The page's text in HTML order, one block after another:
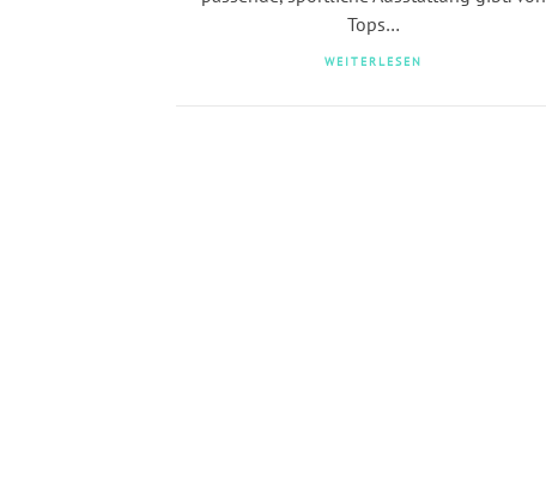
Tops…
WEITERLESEN